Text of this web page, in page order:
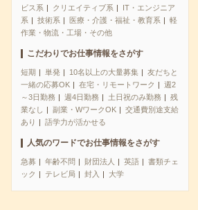
ビス系
クリエイティブ系
IT・エンジニア
系
技術系 医療・介護・福祉・教育系
軽
作業・物流・工場・その他
こだわりでお仕事情報をさがす
短期 単発 10名以上の大量募集
友だちと
一緒の応募OK
在宅・リモートワーク
週2
～3日勤務
週4日勤務 土日祝のみ勤務
残
業なし
副業・WワークOK
交通費別途支給
あり
語学力が活かせる
人気のワードでお仕事情報をさがす
急募 年齢不問 財団法人 英語
書類チェ
ック
テレビ局 封入 大学